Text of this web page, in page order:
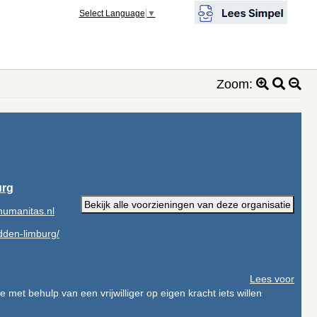
Select Language ▼
Zoom:
Bekijk alle voorzieningen van deze organisatie
limburg/
Lees voor
met behulp van een vrijwilliger op eigen kracht iets willen